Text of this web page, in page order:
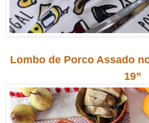
Lombo de Porco Assado
19”